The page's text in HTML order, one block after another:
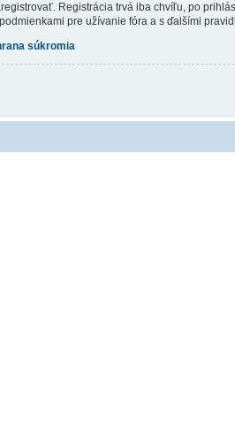
Registrácia trvá iba chvíľu, po
pre užívanie fóra a s ďalšími
súkromia